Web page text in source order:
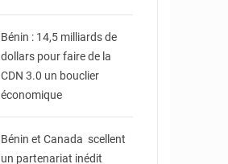
Bénin : 14,5 milliards de
dollars pour faire de la
CDN 3.0 un bouclier
économique
Bénin et Canada scellent
un partenariat inédit